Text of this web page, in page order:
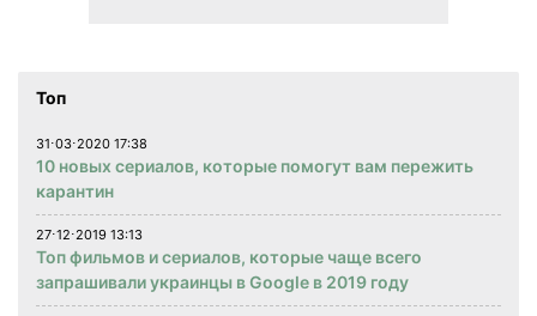
Топ
31⋅03⋅2020 17:38
10 новых сериалов, которые помогут вам пережить
карантин
27⋅12⋅2019 13:13
Топ фильмов и сериалов, которые чаще всего
запрашивали украинцы в Google в 2019 году